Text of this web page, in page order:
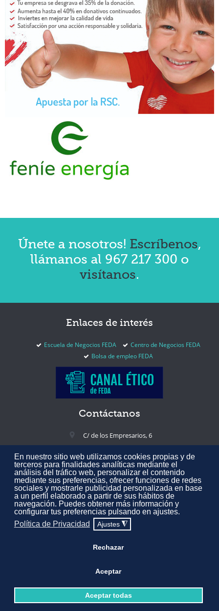
En nuestro sitio web utilizamos cookies propias y de
terceros para finalidades analíticas mediante el
análisis del tráfico web, personalizar el contenido
mediante sus preferencias, ofrecer funciones de redes
sociales y mostrarle publicidad personalizada en base
a un perfil elaborado a partir de sus hábitos de
navegación. Puedes obtener más información y
configurar tus preferencias pulsando en ajustes.
Política de Privacidad
Ajustes ◮
Rechazar
Aceptar
Aceptar todas
Únete a nosotros! Escríbenos,
llámanos al 967 217 300 o
visítanos.
Enlaces de interés
Escuela de Negocios FEDA
Centro de Negocios FEDA
Bolsa de empleo FEDA
Contáctanos
C/ de los Empresarios, 6
02005 Albacete, España
+34 967 217 300
feda@feda.es
Todos los derechos reservados © 2020 Confederación de Empresarios
de Albacete FEDA.Aviso Legal·Política de Privacidad
   